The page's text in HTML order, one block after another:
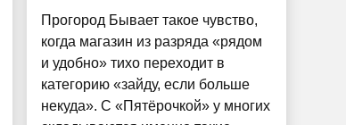
Прогород Бывает такое чувство,
когда магазин из разряда «рядом
и удобно» тихо переходит в
категорию «зайду, если больше
некуда». С «Пятёрочкой» у многих